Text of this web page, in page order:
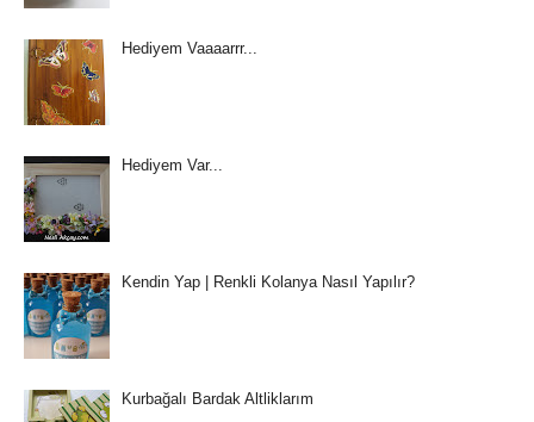
Hediyem Vaaaarrr...
Hediyem Var...
Kendin Yap | Renkli Kolanya Nasıl Yapılır?
Kurbağalı Bardak Altliklarım